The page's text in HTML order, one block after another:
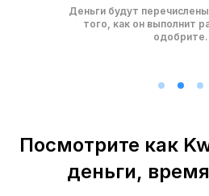
Деньги будут
того, как он выполнит
одобрите.
Посмотрите как
деньги,